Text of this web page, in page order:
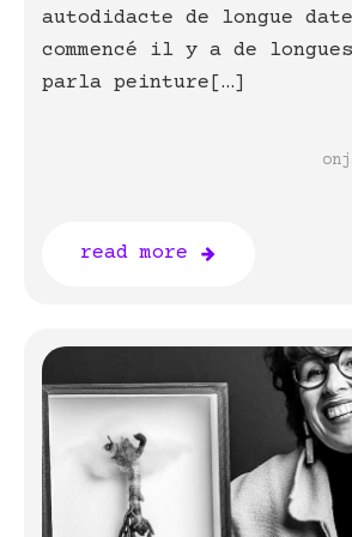
autodidacte de longue
commencé il y a de
parla peinture[…]
on
read more